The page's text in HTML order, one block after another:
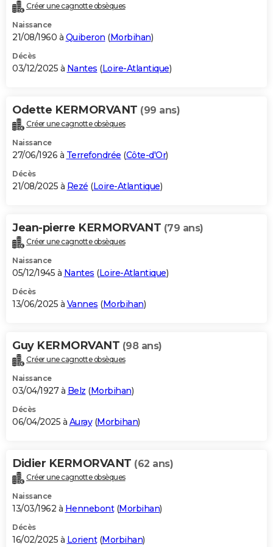
Créer une cagnotte obsèques
Naissance
21/08/1960 à Quiberon (Morbihan)
Décès
03/12/2025 à Nantes (Loire-Atlantique)
Odette KERMORVANT (99 ans)
Créer une cagnotte obsèques
Naissance
27/06/1926 à Terrefondrée (Côte-d'Or)
Décès
21/08/2025 à Rezé (Loire-Atlantique)
Jean-pierre KERMORVANT (79 ans)
Créer une cagnotte obsèques
Naissance
05/12/1945 à Nantes (Loire-Atlantique)
Décès
13/06/2025 à Vannes (Morbihan)
Guy KERMORVANT (98 ans)
Créer une cagnotte obsèques
Naissance
03/04/1927 à Belz (Morbihan)
Décès
06/04/2025 à Auray(Morbihan)
Didier KERMORVANT (62 ans)
Créer une cagnotte obsèques
Naissance
13/03/1962 à Hennebont(Morbihan)
Décès
16/02/2025 à Lorient(Morbihan)